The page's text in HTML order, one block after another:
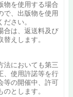
物を使用する場合
で、出版物を使用
さい。
合は、返送料及び
えします。
法においても第三
、使用許諾等を行
等の開催中、許可
とします。